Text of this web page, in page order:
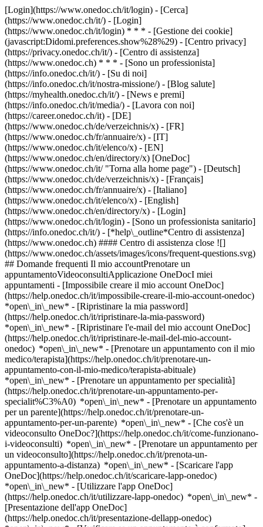
[Login](https://www.onedoc.ch/it/login) - [Cerca]
(https://www.onedoc.ch/it/) - [Login]
(https://www.onedoc.ch/it/login) * * * - [Gestione dei cookie]
(javascript:Didomi.preferences.show%28%29) - [Centro privacy]
(https://privacy.onedoc.ch/it/) - [Centro di assistenza]
(https://www.onedoc.ch) * * * - [Sono un professionista]
(https://info.onedoc.ch/it/) - [Su di noi]
(https://info.onedoc.ch/it/nostra-missione/) - [Blog salute]
(https://myhealth.onedoc.ch/it/) - [News e premi]
(https://info.onedoc.ch/it/media/) - [Lavora con noi]
(https://career.onedoc.ch/it) - [DE]
(https://www.onedoc.ch/de/verzeichnis/x) - [FR]
(https://www.onedoc.ch/fr/annuaire/x) - [IT]
(https://www.onedoc.ch/it/elenco/x) - [EN]
(https://www.onedoc.ch/en/directory/x) [OneDoc]
(https://www.onedoc.ch/it/ "Torna alla home page") - [Deutsch]
(https://www.onedoc.ch/de/verzeichnis/x) - [Français]
(https://www.onedoc.ch/fr/annuaire/x) - [Italiano]
(https://www.onedoc.ch/it/elenco/x) - [English]
(https://www.onedoc.ch/en/directory/x) - [Login]
(https://www.onedoc.ch/it/login) - [Sono un professionista sanitario]
(https://info.onedoc.ch/it/) - [*help\_outline*Centro di assistenza]
(https://www.onedoc.ch) #### Centro di assistenza close ![]
(https://www.onedoc.ch/assets/images/icons/frequent-questions.svg)
## Domande frequenti Il mio accountPrenotare un
appuntamentoVideoconsultiApplicazione OneDocI miei
appuntamenti - [Impossibile creare il mio account OneDoc]
(https://help.onedoc.ch/it/impossibile-creare-il-mio-account-onedoc)
*open\_in\_new* - [Ripristinare la mia password]
(https://help.onedoc.ch/it/ripristinare-la-mia-password)
*open\_in\_new* - [Ripristinare l'e-mail del mio account OneDoc]
(https://help.onedoc.ch/it/ripristinare-le-mail-del-mio-account-
onedoc) *open\_in\_new* - [Prenotare un appuntamento con il mio
medico/terapista](https://help.onedoc.ch/it/prenotare-un-
appuntamento-con-il-mio-medico/terapista-abituale)
*open\_in\_new* - [Prenotare un appuntamento per specialità]
(https://help.onedoc.ch/it/prenotare-un-appuntamento-per-
specialit%C3%A0) *open\_in\_new* - [Prenotare un appuntamento
per un parente](https://help.onedoc.ch/it/prenotare-un-
appuntamento-per-un-parente) *open\_in\_new* - [Che cos'è un
videoconsulto OneDoc?](https://help.onedoc.ch/it/come-funzionano-
i-videoconsulti) *open\_in\_new* - [Prenotare un appuntamento per
un videoconsulto](https://help.onedoc.ch/it/prenota-un-
appuntamento-a-distanza) *open\_in\_new* - [Scaricare l'app
OneDoc](https://help.onedoc.ch/it/scaricare-lapp-onedoc)
*open\_in\_new* - [Utilizzare l'app OneDoc]
(https://help.onedoc.ch/it/utilizzare-lapp-onedoc) *open\_in\_new* -
[Presentazione dell'app OneDoc]
(https://help.onedoc.ch/it/presentazione-dellapp-onedoc)